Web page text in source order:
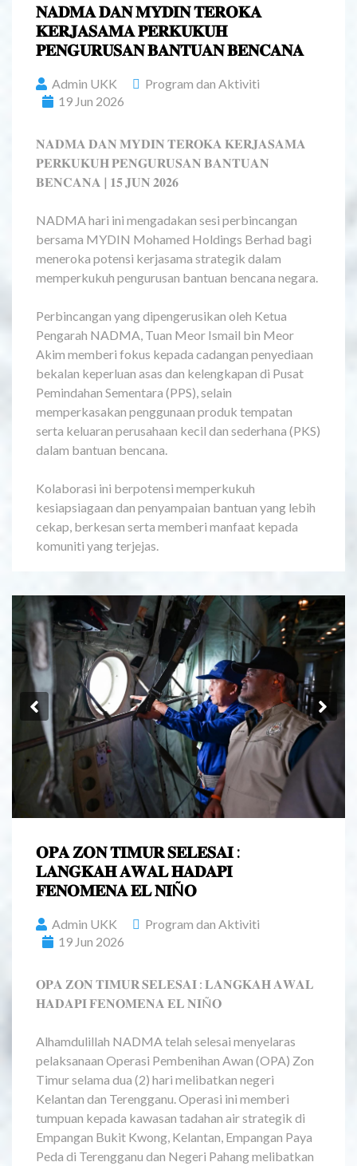
𝐍𝐀𝐃𝐌𝐀 𝐃𝐀𝐍 𝐌𝐘𝐃𝐈𝐍 𝐓𝐄𝐑𝐎𝐊𝐀
𝐊𝐄𝐑𝐉𝐀𝐒𝐀𝐌𝐀 𝐏𝐄𝐑𝐊𝐔𝐊𝐔𝐇
𝐏𝐄𝐍𝐆𝐔𝐑𝐔𝐒𝐀𝐍 𝐁𝐀𝐍𝐓𝐔𝐀𝐍 𝐁𝐄𝐍𝐂𝐀𝐍𝐀
Admin UKK
Program dan Aktiviti
19 Jun 2026
𝐍𝐀𝐃𝐌𝐀 𝐃𝐀𝐍 𝐌𝐘𝐃𝐈𝐍 𝐓𝐄𝐑𝐎𝐊𝐀 𝐊𝐄𝐑𝐉𝐀𝐒𝐀𝐌𝐀
𝐏𝐄𝐑𝐊𝐔𝐊𝐔𝐇 𝐏𝐄𝐍𝐆𝐔𝐑𝐔𝐒𝐀𝐍 𝐁𝐀𝐍𝐓𝐔𝐀𝐍
𝐁𝐄𝐍𝐂𝐀𝐍𝐀 | 𝟏𝟓 𝐉𝐔𝐍 𝟐𝟎𝟐𝟔
NADMA hari ini mengadakan sesi perbincangan
bersama MYDIN Mohamed Holdings Berhad bagi
meneroka potensi kerjasama strategik dalam
memperkukuh pengurusan bantuan bencana negara.
Perbincangan yang dipengerusikan oleh Ketua
Pengarah NADMA, Tuan Meor Ismail bin Meor
Akim memberi fokus kepada cadangan penyediaan
bekalan keperluan asas dan kelengkapan di Pusat
Pemindahan Sementara (PPS), selain
memperkasakan penggunaan produk tempatan
serta keluaran perusahaan kecil dan sederhana (PKS)
dalam bantuan bencana.
Kolaborasi ini berpotensi memperkukuh
kesiapsiagaan dan penyampaian bantuan yang lebih
cekap, berkesan serta memberi manfaat kepada
komuniti yang terjejas.
Previous
𝐎𝐏𝐀 𝐙𝐎𝐍 𝐓𝐈𝐌𝐔𝐑 𝐒𝐄𝐋𝐄𝐒𝐀𝐈 :
𝐋𝐀𝐍𝐆𝐊𝐀𝐇 𝐀𝐖𝐀𝐋 𝐇𝐀𝐃𝐀𝐏𝐈
𝐅𝐄𝐍𝐎𝐌𝐄𝐍𝐀 𝐄𝐋 𝐍𝐈Ñ𝐎
Admin UKK
Program dan Aktiviti
19 Jun 2026
𝐎𝐏𝐀 𝐙𝐎𝐍 𝐓𝐈𝐌𝐔𝐑 𝐒𝐄𝐋𝐄𝐒𝐀𝐈 : 𝐋𝐀𝐍𝐆𝐊𝐀𝐇 𝐀𝐖𝐀𝐋
𝐇𝐀𝐃𝐀𝐏𝐈 𝐅𝐄𝐍𝐎𝐌𝐄𝐍𝐀 𝐄𝐋 𝐍𝐈Ñ𝐎
Alhamdulillah NADMA telah selesai menyelaras
pelaksanaan Operasi Pembenihan Awan (OPA) Zon
Timur selama dua (2) hari melibatkan negeri
Kelantan dan Terengganu. Operasi ini memberi
tumpuan kepada kawasan tadahan air strategik di
Empangan Bukit Kwong, Kelantan, Empangan Paya
Peda di Terengganu dan Negeri Pahang melibatkan